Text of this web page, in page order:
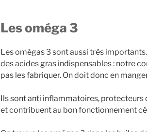
Les oméga 3
Les omégas 3 sont aussi très
des acides gras indispensables : notre
pas les fabriquer. On doit donc en
Ils sont anti inflammatoires, protecteurs
et contribuent au bon fonctionnement